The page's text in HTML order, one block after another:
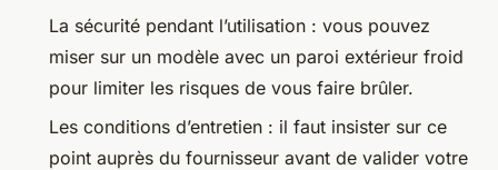
La sécurité pendant l’utilisation : vous pouvez
miser sur un modèle avec un paroi extérieur froid
pour limiter les risques de vous faire brûler.
Les conditions d’entretien : il faut insister sur ce
point auprès du fournisseur avant de valider votre